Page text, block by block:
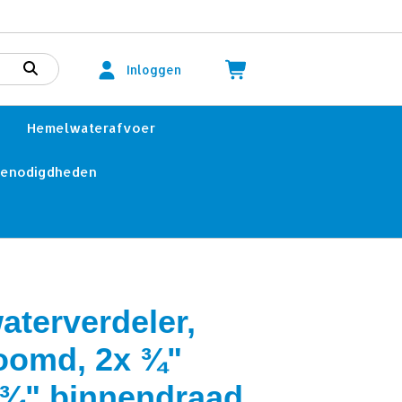
Inloggen
Hemelwaterafvoer
2x ¾"